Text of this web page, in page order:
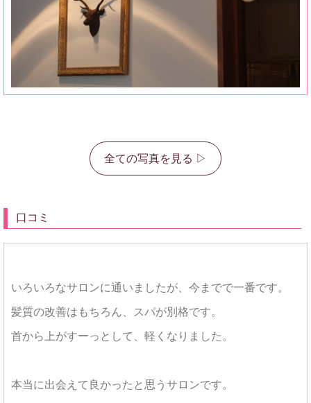
全ての写真を見る ▷
口コミ
いろいろなサロンに通いましたが、今までで一番です。
髪質の改善はもちろん、スパが別格です。
首から上がすーっとして、軽くなりました。
本当に出会えて良かったと思うサロンです。